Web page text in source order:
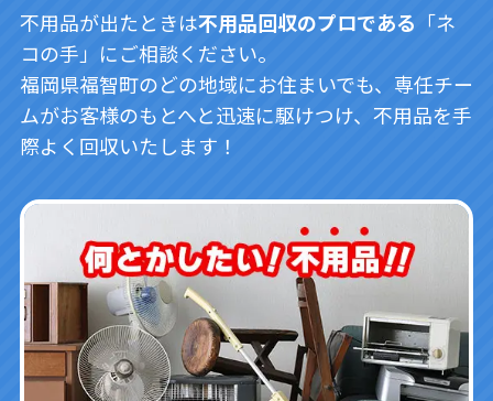
不用品が出たときは不用品回収のプロである 「ネ
コの手」にご相談ください。
福岡県福智町のどの地域にお住まいでも、専任チー
ムがお客様のもとへと迅速に駆けつけ、不用品を手
際よく回収いたします！